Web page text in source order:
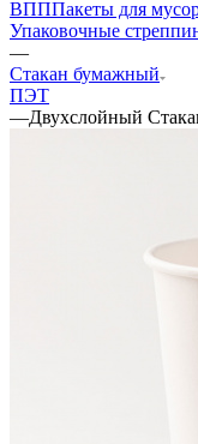
ВПППакеты для
Упаковочные
—
Стакан бумажный
ПЭТ
—Двухслойный